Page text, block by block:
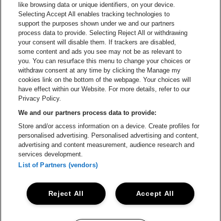
Ga naar de website van Croky
Ga naar de website van
Ga naar de website van Le Soir
Ga naar de
Ga naar de website van
Vorst Nationaal is een deel van be•at
Vorst Nationaal
Be-At Venues
Schijnpoortweg 119, 2170 Antwerpen
BTW (BE) 0461.051.688 - RPR Antwerpen
BNP Paribas Fortis - IBAN: BE93 2200 4925 0067 - BIC:
GEBABEBB
ProclaimerCookiesManage my cookiesPrivacy
like browsing data or unique identifiers, on your device.
Selecting Accept All enables tracking technologies to
support the purposes shown under we and our partners
process data to provide. Selecting Reject All or withdrawing
your consent will disable them. If trackers are disabled,
some content and ads you see may not be as relevant to
you. You can resurface this menu to change your choices or
withdraw consent at any time by clicking the Manage my
cookies link on the bottom of the webpage. Your choices will
have effect within our Website. For more details, refer to our
Privacy Policy.
We and our partners process data to provide:
Store and/or access information on a device. Create profiles for
personalised advertising. Personalised advertising and content,
advertising and content measurement, audience research and
services development.
List of Partners (vendors)
Accept All
Reject All